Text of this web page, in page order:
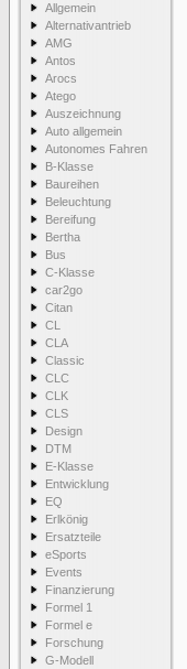
Allgemein
Alternativantrieb
AMG
Antos
Arocs
Atego
Auszeichnung
Auto allgemein
Autonomes Fahren
B-Klasse
Baureihen
Beleuchtung
Bereifung
Bertha
Bus
C-Klasse
car2go
Citan
CL
CLA
Classic
CLC
CLK
CLS
Design
DTM
E-Klasse
Entwicklung
EQ
Erlkönig
Ersatzteile
eSports
Events
Finanzierung
Formel 1
Formel e
Forschung
G-Modell